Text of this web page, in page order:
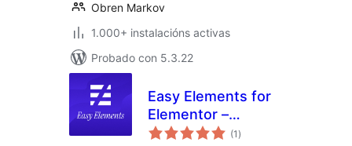
Obren Markov
1.000+ instalacións activas
Probado con 5.3.22
Easy Elements for
Elementor –
Addons & Website
(1 valoracións
totais
)